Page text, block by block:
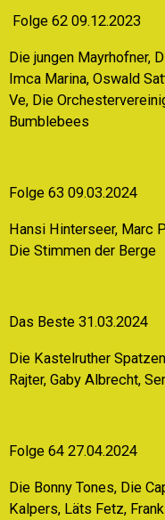
Folge 62 09.12.2023
Die jungen Mayrhofner,
Imca Marina, Oswald
Ve, Die
Bumblebees
Folge 63 09.03.2024
Hansi Hinterseer, Marc
Die Stimmen der Berge
Das Beste 31.03.2024
Die Kastelruther
Rajter, Gaby Albrecht,
Folge 64 27.04.2024
Die Bonny Tones, Die
Kalpers, Läts Fetz,